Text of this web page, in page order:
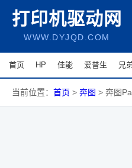
打印机驱动网
WWW.DYJQD.COM
首页 HP 佳能 爱普生 兄
当前位置： 首页 > 奔图 > 奔图